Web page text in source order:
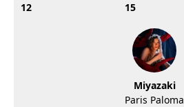
12 15
Miyazaki
Paris Paloma